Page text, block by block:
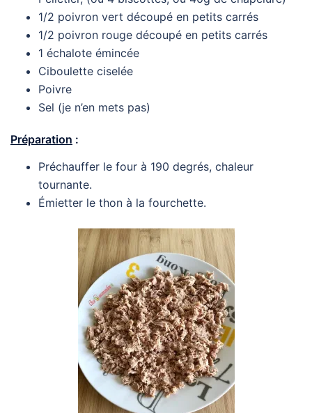
1/2 poivron vert découpé en petits carrés
1/2 poivron rouge découpé en petits carrés
1 échalote émincée
Ciboulette ciselée
Poivre
Sel (je n’en mets pas)
Préparation :
Préchauffer le four à 190 degrés, chaleur
tournante.
Émietter le thon à la fourchette.